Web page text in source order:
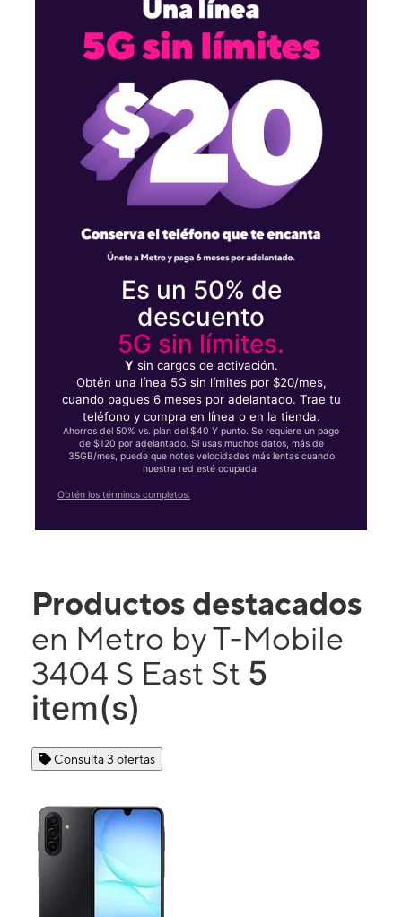
Es un 50% de
descuento
5G sin límites.
Ysin cargos de activación.
Obtén una línea 5G sin límites por $20/mes,
cuando pagues 6 meses por adelantado. Trae tu
teléfono y compra en línea o en la tienda.
Ahorros del 50% vs. plan del $40 Y punto. Se requiere un pago
de $120 por adelantado. Si usas muchos datos, más de
35GB/mes, puede que notes velocidades más lentas cuando
nuestra red esté ocupada.
Obtén los términos completos.
Productos destacados
en Metro by T-Mobile
3404 S East St 5
item(s)
Consulta 3 ofertas